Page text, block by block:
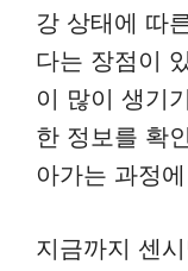
강 상태에 따
다는 장점이
이 많이 생기
한 정보를 확
아가는 과정
지금까지 센